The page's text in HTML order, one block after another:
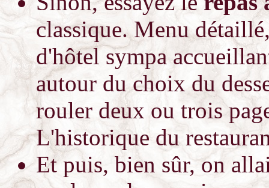
classique. Menu
d'hôtel sympa
autour du choix du
rouler deux ou trois
L'historique du
Et puis, bien sûr, on